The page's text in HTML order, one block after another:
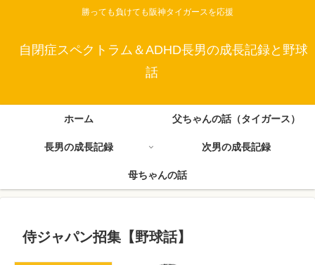
勝っても負けても阪神タイガースを応援
自閉症スペクトラム＆ADHD長男の成長記録と野球
話
ホーム 父ちゃんの話（タイガース）
長男の成長記録 次男の成長記録
母ちゃんの話
侍ジャパン招集【野球話】